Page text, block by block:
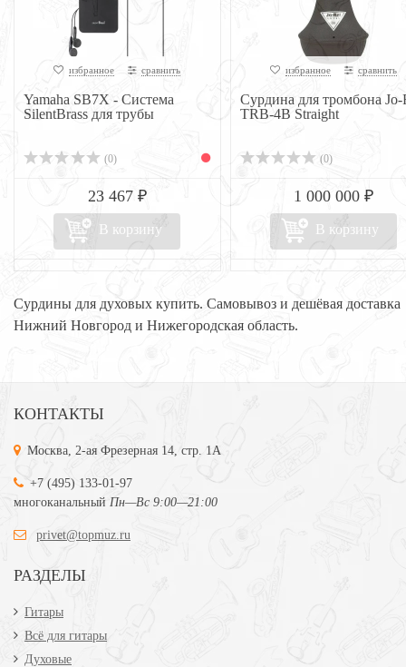
избранное сравнить
Yamaha SB7X - Система
SilentBrass для трубы
(0)
23 467 ₽
В корзину
избранное сравнить
Сурдина для тромбона Jo-
TRB-4B Straight
(0)
1 000 000 ₽
В корзину
Сурдины для духовых купить. Самовывоз и дешёвая доставка
Нижний Новгород и Нижегородская область.
КОНТАКТЫ
Москва, 2-ая Фрезерная 14, стр. 1А
+7 (495) 133-01-97
многоканальный Пн—Вс 9:00—21:00
privet@topmuz.ru
РАЗДЕЛЫ
Гитары
Всё для гитары
Духовые